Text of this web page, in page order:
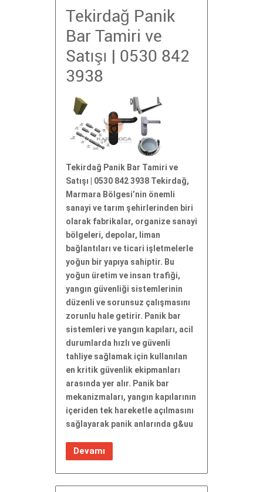
Tekirdağ Panik
Bar Tamiri ve
Satışı | 0530 842
3938
Tekirdağ Panik Bar Tamiri ve
Satışı | 0530 842 3938 Tekirdağ,
Marmara Bölgesi’nin önemli
sanayi ve tarım şehirlerinden biri
olarak fabrikalar, organize sanayi
bölgeleri, depolar, liman
bağlantıları ve ticari işletmelerle
yoğun bir yapıya sahiptir. Bu
yoğun üretim ve insan trafiği,
yangın güvenliği sistemlerinin
düzenli ve sorunsuz çalışmasını
zorunlu hale getirir. Panik bar
sistemleri ve yangın kapıları, acil
durumlarda hızlı ve güvenli
tahliye sağlamak için kullanılan
en kritik güvenlik ekipmanları
arasında yer alır. Panik bar
mekanizmaları, yangın kapılarının
içeriden tek hareketle açılmasını
sağlayarak panik anlarında g&uu
Devamı